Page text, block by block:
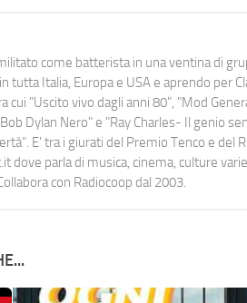
come batterista in una ventina di
tutta Italia, Europa e USA e aprendo per
cui "Uscito vivo dagli anni 80", "Mod
Dylan Nero" e "Ray Charles- Il genio
E' tra i giurati del Premio Tenco e
dove parla di musica, cinema, culture
con Radiocoop dal 2003.